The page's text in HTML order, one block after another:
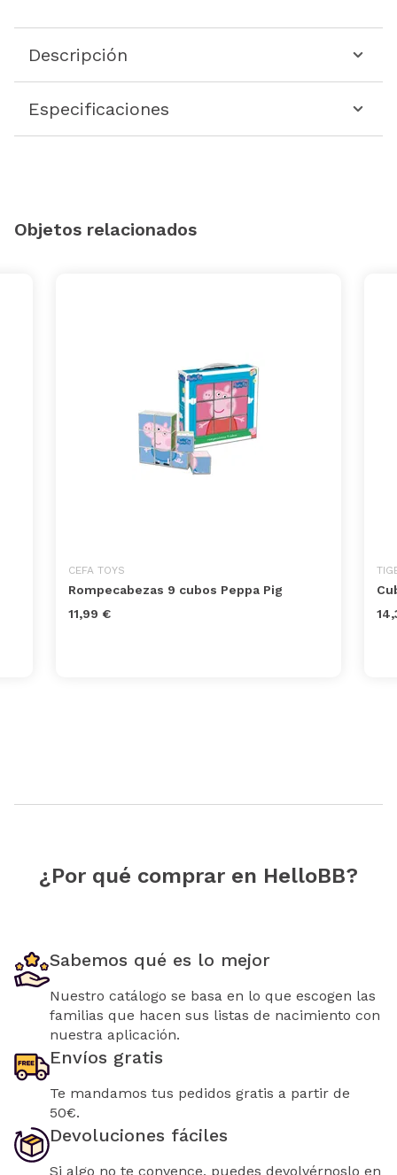
Descripción
Especificaciones
Objetos relacionados
CEFA TOYS
Rompecabezas 9 cubos Peppa Pig
11,99 €
¿Por qué comprar en HelloBB?
Sabemos qué es lo mejor
Nuestro catálogo se basa en lo que escogen las
familias que hacen sus listas de nacimiento con
nuestra aplicación.
Envíos gratis
Te mandamos tus pedidos gratis a partir de
50€.
Devoluciones fáciles
Si algo no te convence, puedes devolvérnoslo en